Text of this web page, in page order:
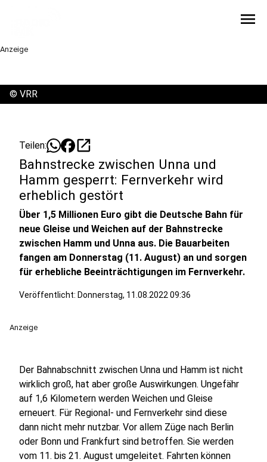
menu
Anzeige
© VRR
Teilen: open_in_new
Bahnstrecke zwischen Unna und
Hamm gesperrt: Fernverkehr wird
erheblich gestört
Über 1,5 Millionen Euro gibt die Deutsche Bahn für
neue Gleise und Weichen auf der Bahnstrecke
zwischen Hamm und Unna aus. Die Bauarbeiten
fangen am Donnerstag (11. August) an und sorgen
für erhebliche Beeinträchtigungen im Fernverkehr.
Veröffentlicht: Donnerstag, 11.08.2022 09:36
Anzeige
Der Bahnabschnitt zwischen Unna und Hamm ist nicht
wirklich groß, hat aber große Auswirkungen. Ungefähr
auf 1,6 Kilometern werden Weichen und Gleise
erneuert. Für Regional- und Fernverkehr sind diese
dann nicht mehr nutzbar. Vor allem Züge nach Berlin
oder Bonn und Frankfurt sind betroffen. Sie werden
vom 11. bis 21. August umgeleitet. Fahrten können